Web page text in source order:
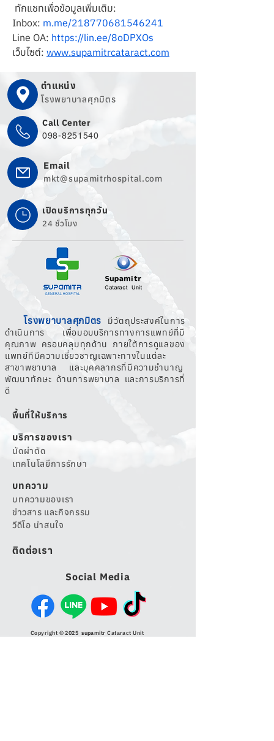
ทักแชทเพื่อข้อมูลเพิ่มเติม:
Inbox: m.me/218770681546241
Line OA: https://lin.ee/8oDPXOs
เว็บไซต์: www.supamitrcataract.com
ตำแหน่ง
โรงพยาบาลศุภมิตร
Call Center
098-8251540
Email
mkt@supamitrhospital.com
เปิดบริการทุกวัน
24 ชั่วโมง
โรงพยาบาลศุภมิตร มีวัตถุประสงค์ในการ
ดำเนินการ เพื่อมอบบริการทางการแพทย์ที่มี
คุณภาพ ครอบคลุมทุกด้าน ภายใต้การดูแลของ
แพทย์ทีมีความเชี่ยวชาญเฉพาะทางในแต่ละ
สาขาพยาบาล และบุคคลากรที่มีความชำนาญ
พัฒนาทักษะ ด้านการพยาบาล และการบริการที่
ดี
พื้นที่ให้บริการ
บริการของเรา
นัดผ่าตัด
เทคโนโลยีการรักษา
บทความ
บทความของเรา
ข่าวสาร และกิจกรรม
วีดีโอ น่าสนใจ
ติดต่อเรา
Social Media
Copyright © 2025 supamitr Cataract Unit